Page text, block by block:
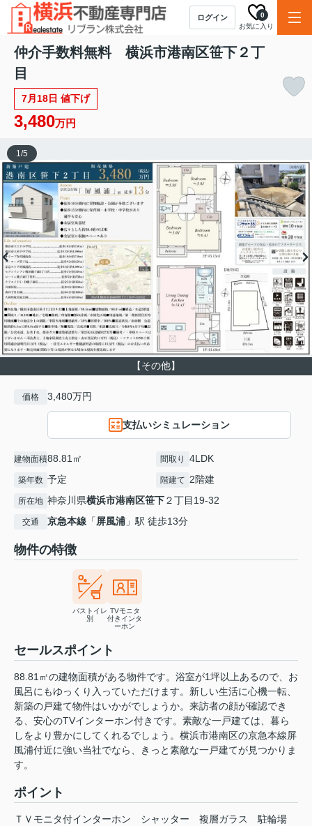
ログイン
お気に入り
0
仲介手数料無料 横浜市港南区笹下２丁
目
7月18日 値下げ
3,480万円
【その他】
1/5
価格 3,480万円
支払いシミュレーション
建物面積88.81㎡ 間取り 4LDK
築年数 予定 階建て 2階建
所在地 神奈川県横浜市港南区笹下２丁目19-32
交通 京急本線 「屏風浦 」駅 徒歩13分
物件の特徴
バストイレ
別
TVモニタ
付きインタ
ーホン
セールスポイント
88.81㎡の建物面積がある物件です。浴室が1坪以上あるので、お
風呂にもゆっくり入っていただけます。新しい生活に心機一転、
新築の戸建て物件はいかがでしょうか。来訪者の顔が確認でき
る、安心のTVインターホン付きです。素敵な一戸建ては、暮ら
しをより豊かにしてくれるでしょう。横浜市港南区の京急本線屏
風浦付近に強い当社でなら、きっと素敵な一戸建てが見つかりま
す。
ポイント
ＴＶモニタ付インターホン シャッター 複層ガラス
駐輪場